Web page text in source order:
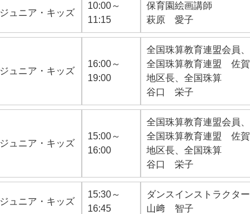
ジュニア・キッズ
10:00～
11:15
保育園絵画講師
萩原 愛子
ジュニア・キッズ
16:00～
19:00
全国珠算教育連盟会員、
全国珠算教育連盟 佐賀
地区長、全国珠算
谷口 栄子
ジュニア・キッズ
15:00～
16:00
全国珠算教育連盟会員、
全国珠算教育連盟 佐賀
地区長、全国珠算
谷口 栄子
ジュニア・キッズ
15:30～
16:45
ダンスインストラクター
山﨑 智子